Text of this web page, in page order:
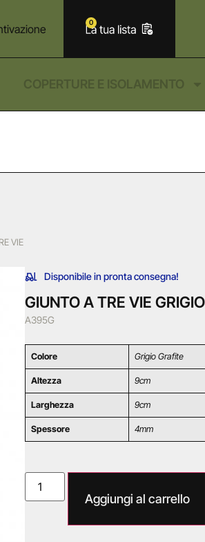
0
COPERTURE E ISOLAMENTO
VIE
Disponibile in pronta consegna!
GIUNTO A TRE VIE
A395G
Colore Grigio Grafite
Altezza 9cm
Larghezza 9cm
Spessore 4mm
Aggiungi al carrello